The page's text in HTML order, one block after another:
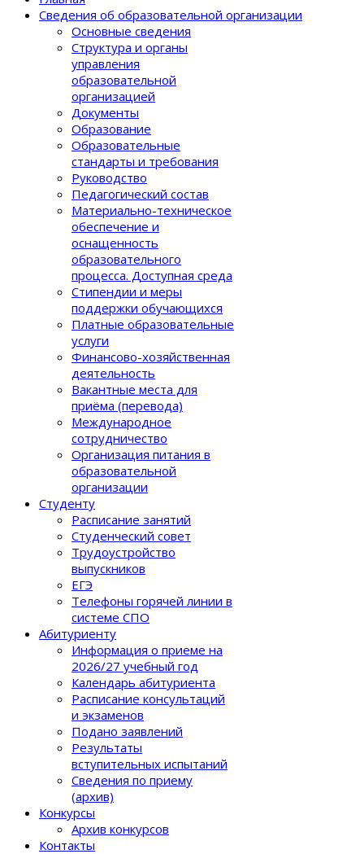
Сведения об образовательной организации
Основные сведения
Структура и органы
управления
образовательной
организацией
Документы
Образование
Образовательные
стандарты и требования
Руководство
Педагогический состав
Материально-техническое
обеспечение и
оснащенность
образовательного
процеcса. Доступная среда
Стипендии и меры
поддержки обучающихся
Платные образовательные
услуги
Финансово-хозяйственная
деятельность
Вакантные места для
приёма (перевода)
Международное
сотрудничество
Организация питания в
образовательной
организации
Студенту
Расписание занятий
Студенческий совет
Трудоустройство
выпускников
ЕГЭ
Телефоны горячей линии в
системе СПО
Абитуриенту
Информация о приеме на
2026/27 учебный год
Календарь абитуриента
Расписание консультаций
и экзаменов
Подано заявлений
Результаты
вступительных испытаний
Сведения по приему
(архив)
Конкурсы
Архив конкурсов
Контакты